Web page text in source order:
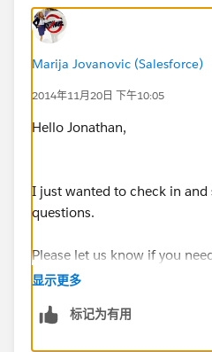
Marija Jovanovic (Salesforce)
2014年11月20日 下午10:05
Hello Jonathan,
I just wanted to check in and
questions.
Please let us know if you
otherwise please take a
similar questions. Thank
显示更多
标记为有用